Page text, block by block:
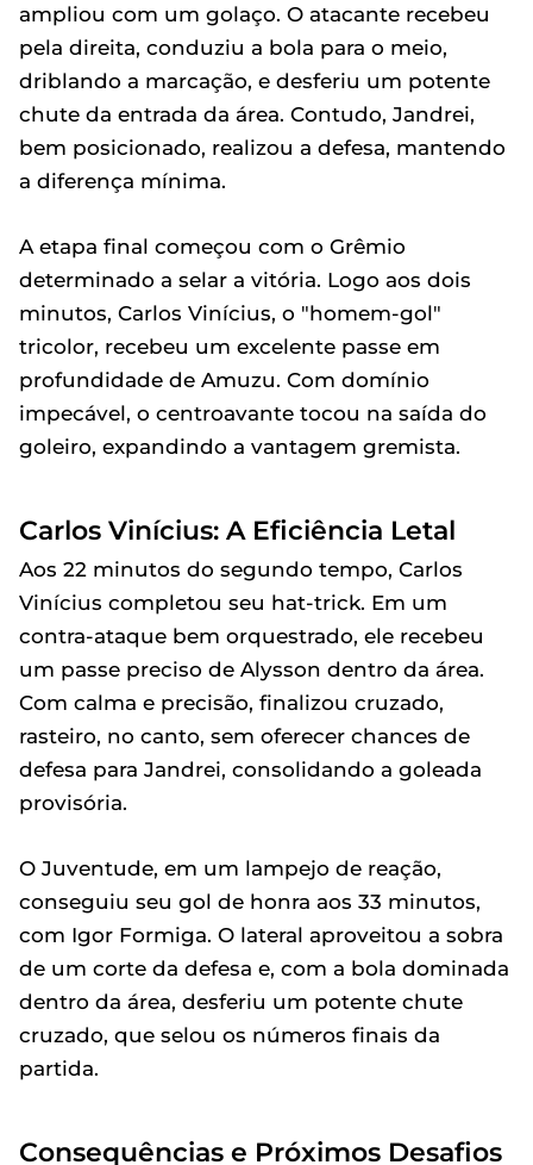
ampliou com um golaço. O atacante recebeu
pela direita, conduziu a bola para o meio,
driblando a marcação, e desferiu um potente
chute da entrada da área. Contudo, Jandrei,
bem posicionado, realizou a defesa, mantendo
a diferença mínima.
A etapa final começou com o Grêmio
determinado a selar a vitória. Logo aos dois
minutos, Carlos Vinícius, o "homem-gol"
tricolor, recebeu um excelente passe em
profundidade de Amuzu. Com domínio
impecável, o centroavante tocou na saída do
goleiro, expandindo a vantagem gremista.
Carlos Vinícius: A Eficiência Letal
Aos 22 minutos do segundo tempo, Carlos
Vinícius completou seu hat-trick. Em um
contra-ataque bem orquestrado, ele recebeu
um passe preciso de Alysson dentro da área.
Com calma e precisão, finalizou cruzado,
rasteiro, no canto, sem oferecer chances de
defesa para Jandrei, consolidando a goleada
provisória.
O Juventude, em um lampejo de reação,
conseguiu seu gol de honra aos 33 minutos,
com Igor Formiga. O lateral aproveitou a sobra
de um corte da defesa e, com a bola dominada
dentro da área, desferiu um potente chute
cruzado, que selou os números finais da
partida.
Consequências e Próximos Desafios